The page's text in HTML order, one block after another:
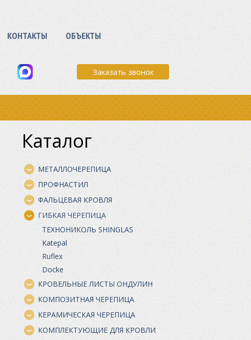
КОНТАКТЫ ОБЪЕКТЫ
Заказать звонок
Каталог
МЕТАЛЛОЧЕРЕПИЦА
ПРОФНАСТИЛ
ФАЛЬЦЕВАЯ КРОВЛЯ
ГИБКАЯ ЧЕРЕПИЦА
ТЕХНОНИКОЛЬ SHINGLAS
Katepal
Ruflex
Docke
КРОВЕЛЬНЫЕ ЛИСТЫ ОНДУЛИН
КОМПОЗИТНАЯ ЧЕРЕПИЦА
КЕРАМИЧЕСКАЯ ЧЕРЕПИЦА
КОМПЛЕКТУЮЩИЕ ДЛЯ КРОВЛИ